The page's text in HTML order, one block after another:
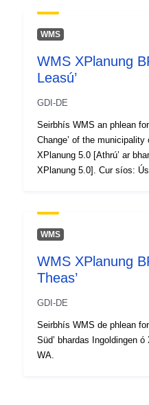
WMS
WMS XPlanung
Leasú’
GDI-DE
Seirbhís WMS an phlean
Change’ of the
XPlanung 5.0 [Athrú’ ar
XPlanung 5.0]. Cur síos:
WMS
WMS XPlanung
Theas’
GDI-DE
Seirbhís WMS de phlean
Süd’ bhardas Ingoldingen
WA.